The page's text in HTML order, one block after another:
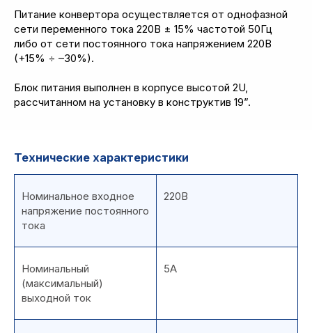
Питание конвертора осуществляется от однофазной
сети переменного тока 220В ± 15% частотой 50Гц
либо от сети постоянного тока напряжением 220В
(+15% ÷ –30%).
Блок питания выполнен в корпусе высотой 2U,
рассчитанном на установку в конструктив 19”.
Технические характеристики
Номинальное входное
напряжение постоянного
тока
220В
Номинальный
(максимальный)
выходной ток
5А